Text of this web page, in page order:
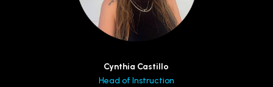
Cynthia Castillo
Head of Instruction